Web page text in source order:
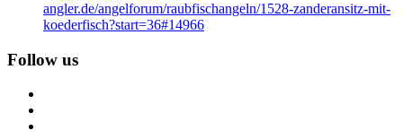
angler.de/angelforum/raubfischangeln/1528-zanderansitz-mit-
koederfisch?start=36#14966
Follow us